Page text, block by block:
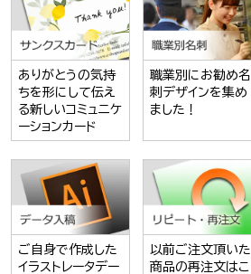
ありがとうの気持
ちを形にして伝え
る新しいコミュニケ
ーションカード
職業別にお勧め名
刺デザインを集め
ました！
ご自身で作成した
イラストレータデー
以前ご注文頂いた
商品の再注文はこ